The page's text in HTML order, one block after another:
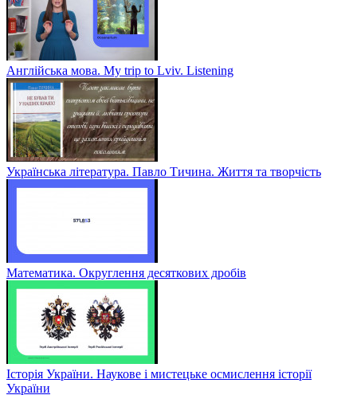
Англійська мова. My trip to Lviv. Listening
Українська література. Павло Тичина. Життя та творчість
Математика. Округлення десяткових дробів
Історія України. Наукове і мистецьке осмислення історії
України